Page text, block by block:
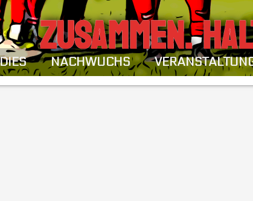
ZUSAMMEN.
NACHWUCHS